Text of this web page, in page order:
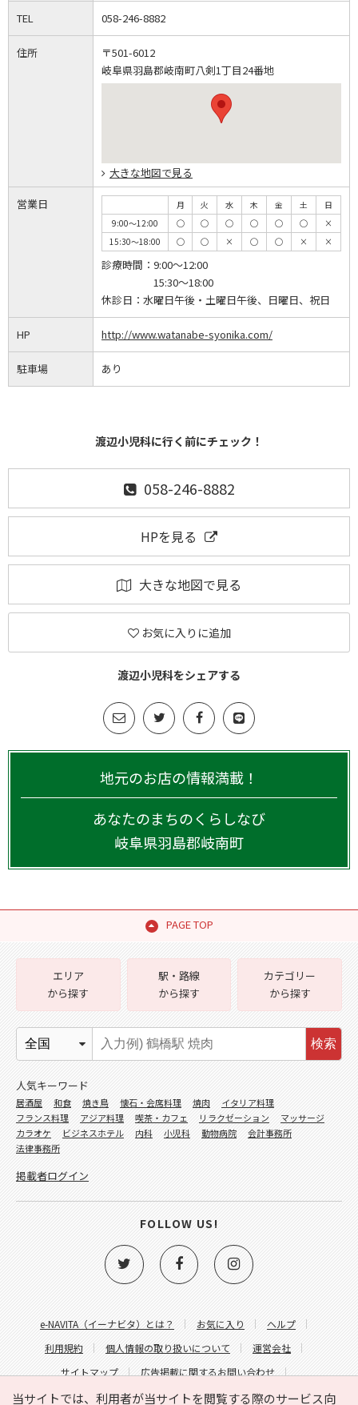
TEL 058-246-8882
住所
〒501-6012
岐阜県羽島郡岐南町八剣1丁目24番地
大きな地図で見る
営業日 月 火 水 木 金 土
日
9:00～12:00
◯ ◯ ◯ ◯ ◯ ◯
×
15:30～18:00
◯ ◯ × ◯ ◯ × ×
診療時間： 9:00～12:00
15:30～18:00
休診日： 水曜日午後・土曜日午後、日曜日、祝日
HP http://www.watanabe-syonika.com/
駐車場 あり
渡辺小児科に行く前にチェック！
058-246-8882
HPを見る
大きな地図で見る
お気に入りに追加
渡辺小児科をシェアする
地元のお店の情報満載！
あなたのまちのくらしなび
岐阜県羽島郡岐南町
PAGE TOP
当サイトでは、利用者が当サイトを閲覧する際のサービス向
e-NAVITA（イーナビタ）とは？ お気に入り
ヘルプ
利用規約
個人情報の取り扱いについて
運営会社
サイトマップ
広告掲載に関するお問い合わせ
サイトの内容に関するお問い合わせ
エリア
から探す
駅・路線
から探す
カテゴリー
から探す
検索
人気キーワード
居酒屋 和食 焼き鳥 懐石・会席料理 焼肉
イタリア料理
フランス料理
アジア料理 喫茶・カフェ リラクゼーション
マッサージ
カラオケ
ビジネスホテル 内科 小児科 動物病院
会計事務所
法律事務所
掲載者ログイン
FOLLOW US!